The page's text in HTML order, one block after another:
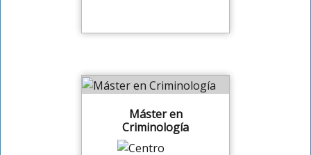
Máster en
Criminología